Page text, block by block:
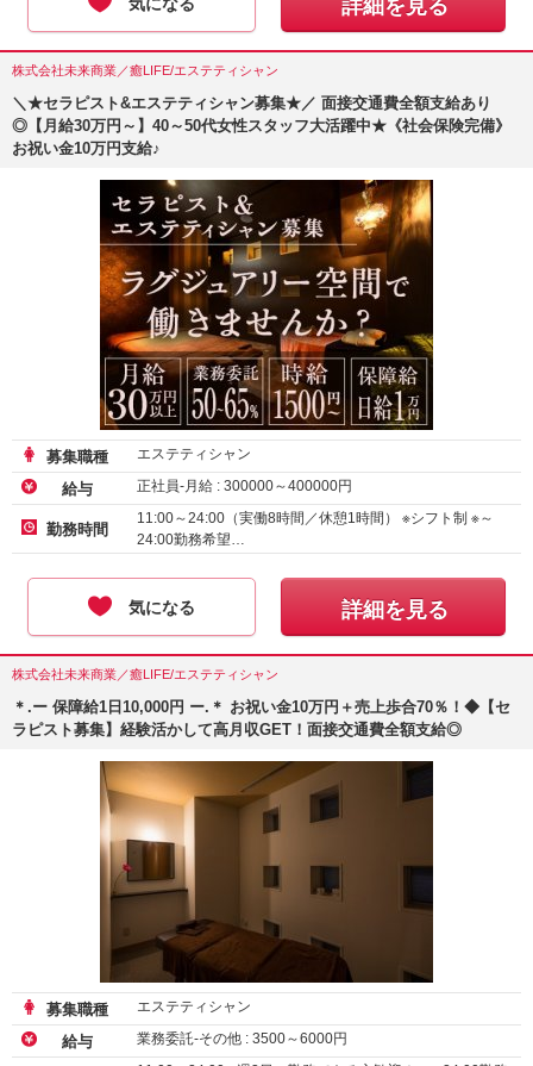
詳細を見る
株式会社未来商業／癒LIFE/エステティシャン
＼★セラピスト&エステティシャン募集★／ 面接交通費全額支給あり
◎【月給30万円～】40～50代女性スタッフ大活躍中★《社会保険完備》
お祝い金10万円支給♪
募集職種 エステティシャン
給与 正社員-月給 : 300000～400000円
勤務時間
11:00～24:00（実働8時間／休憩1時間） ※シフト制 ※～
24:00勤務希望…
気になる 詳細を見る
株式会社未来商業／癒LIFE/エステティシャン
＊.ー 保障給1日10,000円 ー.＊ お祝い金10万円＋売上歩合70％！◆【セ
ラピスト募集】経験活かして高月収GET！面接交通費全額支給◎
募集職種 エステティシャン
給与 業務委託-その他 : 3500～6000円